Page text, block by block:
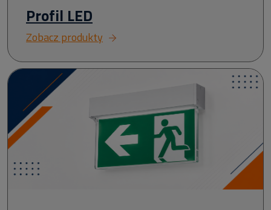
Profil LED
Zobacz produkty